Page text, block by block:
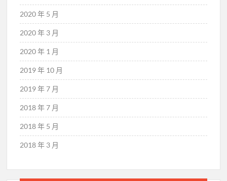
2020 年 5 月
2020 年 3 月
2020 年 1 月
2019 年 10 月
2019 年 7 月
2018 年 7 月
2018 年 5 月
2018 年 3 月